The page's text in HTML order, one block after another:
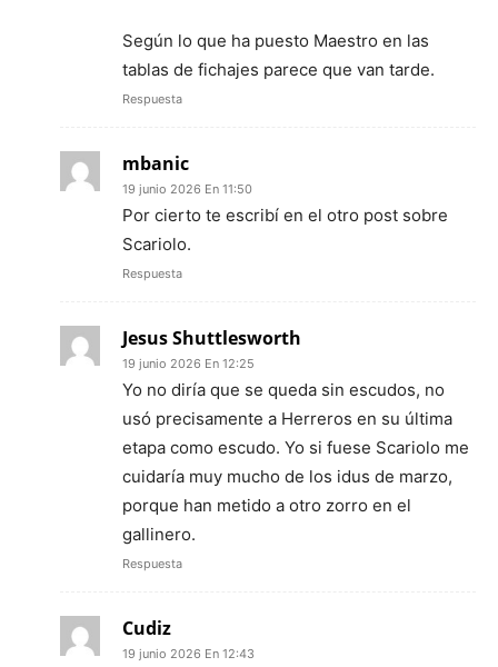
Según lo que ha puesto Maestro en las
tablas de fichajes parece que van tarde.
Respuesta
mbanic
19 junio 2026 En 11:50
Por cierto te escribí en el otro post sobre
Scariolo.
Respuesta
Jesus Shuttlesworth
19 junio 2026 En 12:25
Yo no diría que se queda sin escudos, no
usó precisamente a Herreros en su última
etapa como escudo. Yo si fuese Scariolo me
cuidaría muy mucho de los idus de marzo,
porque han metido a otro zorro en el
gallinero.
Respuesta
Cudiz
19 junio 2026 En 12:43